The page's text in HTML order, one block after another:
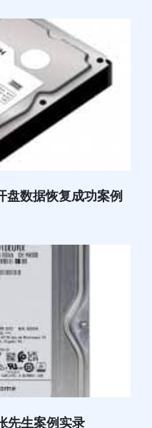
数据恢复成功案例
先生案例实录